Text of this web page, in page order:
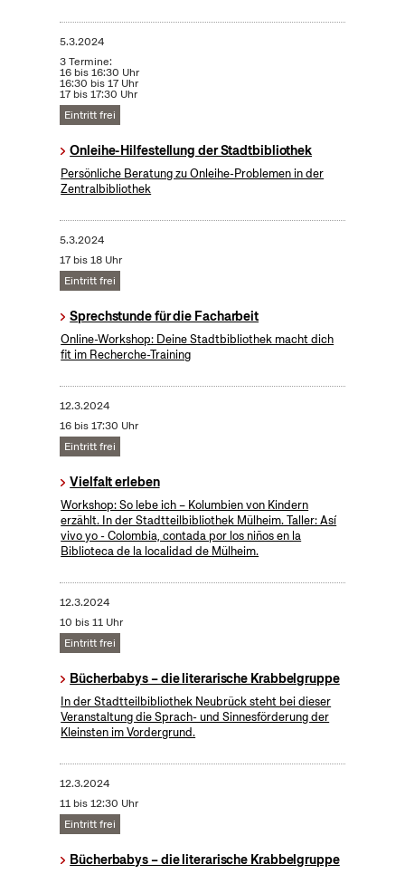
5.3.2024
3 Termine:
16 bis 16:30 Uhr
16:30 bis 17 Uhr
17 bis 17:30 Uhr
Eintritt frei
Onleihe-Hilfestellung der Stadtbibliothek
Persönliche Beratung zu Onleihe-Problemen in der
Zentralbibliothek
5.3.2024
17 bis 18 Uhr
Eintritt frei
Sprechstunde für die Facharbeit
Online-Workshop: Deine Stadtbibliothek macht dich
fit im Recherche-Training
12.3.2024
16 bis 17:30 Uhr
Eintritt frei
Vielfalt erleben
Workshop: So lebe ich – Kolumbien von Kindern
erzählt. In der Stadtteilbibliothek Mülheim. Taller: Así
vivo yo - Colombia, contada por los niños en la
Biblioteca de la localidad de Mülheim.
12.3.2024
10 bis 11 Uhr
Eintritt frei
Bücherbabys – die literarische Krabbelgruppe
In der Stadtteilbibliothek Neubrück steht bei dieser
Veranstaltung die Sprach- und Sinnesförderung der
Kleinsten im Vordergrund.
12.3.2024
11 bis 12:30 Uhr
Eintritt frei
Bücherbabys – die literarische Krabbelgruppe